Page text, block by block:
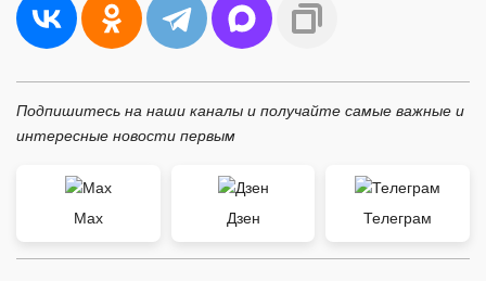
Подпишитесь на наши каналы и получайте самые важные и
интересные новости первым
Max Дзен Телеграм